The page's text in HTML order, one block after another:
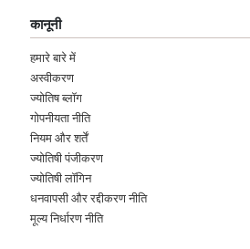
कानूनी
हमारे बारे में
अस्वीकरण
ज्योतिष ब्लॉग
गोपनीयता नीति
नियम और शर्तें
ज्योतिषी पंजीकरण
ज्योतिषी लॉगिन
धनवापसी और रद्दीकरण नीति
मूल्य निर्धारण नीति